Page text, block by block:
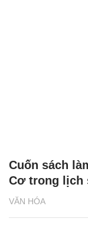
VĂN HÓA
Cuốn sách
Cơ trong lịch